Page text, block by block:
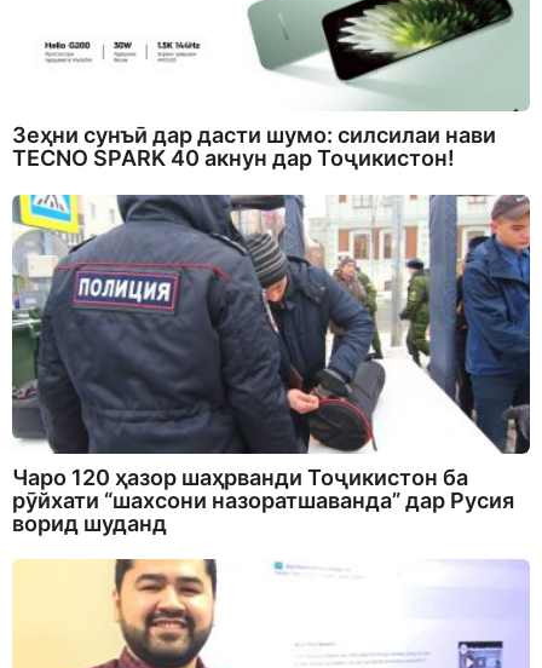
Зеҳни сунъӣ дар дасти шумо: силсилаи нави
TECNO SPARK 40 акнун дар Тоҷикистон!
Чаро 120 ҳазор шаҳрванди Тоҷикистон ба
рӯйхати “шахсони назоратшаванда” дар Русия
ворид шуданд